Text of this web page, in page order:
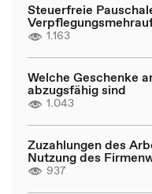
Steuerfreie
1.163
Welche Geschenke
abzugsfähig sind
1.043
Zuzahlungen des
Nutzung des
937